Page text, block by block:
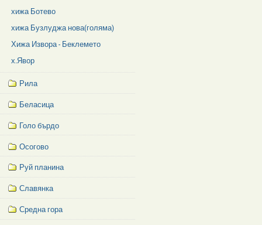
хижа Ботево
хижа Бузлуджа нова(голяма)
Хижа Извора - Беклемето
х.Явор
Рила
Беласица
Голо бърдо
Осогово
Руй планина
Славянка
Средна гора